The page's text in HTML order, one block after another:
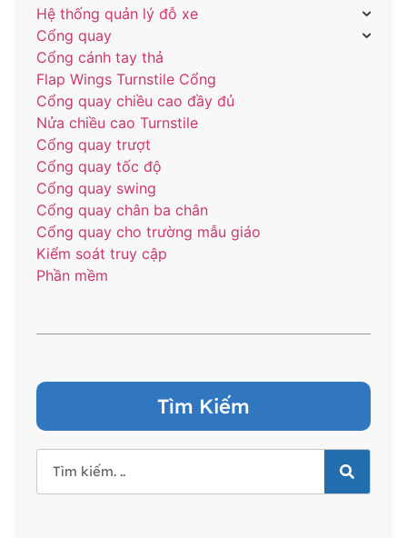
Hệ thống quản lý đỗ xe
Cổng quay
Cổng cánh tay thả
Flap Wings Turnstile Cổng
Cổng quay chiều cao đầy đủ
Nửa chiều cao Turnstile
Cổng quay trượt
Cổng quay tốc độ
Cổng quay swing
Cổng quay chân ba chân
Cổng quay cho trường mẫu giáo
Kiểm soát truy cập
Phần mềm
Tìm Kiếm